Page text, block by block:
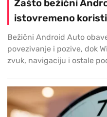
Zašto bežični
istovremeno
Bežični Android Auto
povezivanje i pozive, dok
zvuk, navigaciju i ostale